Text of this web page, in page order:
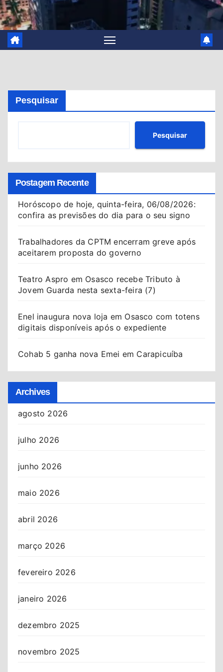
Pesquisar
Pesquisar
Postagem Recente
Horóscopo de hoje, quinta-feira, 06/08/2026:
confira as previsões do dia para o seu signo
Trabalhadores da CPTM encerram greve após
aceitarem proposta do governo
Teatro Aspro em Osasco recebe Tributo à
Jovem Guarda nesta sexta-feira (7)
Enel inaugura nova loja em Osasco com totens
digitais disponíveis após o expediente
Cohab 5 ganha nova Emei em Carapicuíba
Archives
agosto 2026
julho 2026
junho 2026
maio 2026
abril 2026
março 2026
fevereiro 2026
janeiro 2026
dezembro 2025
novembro 2025